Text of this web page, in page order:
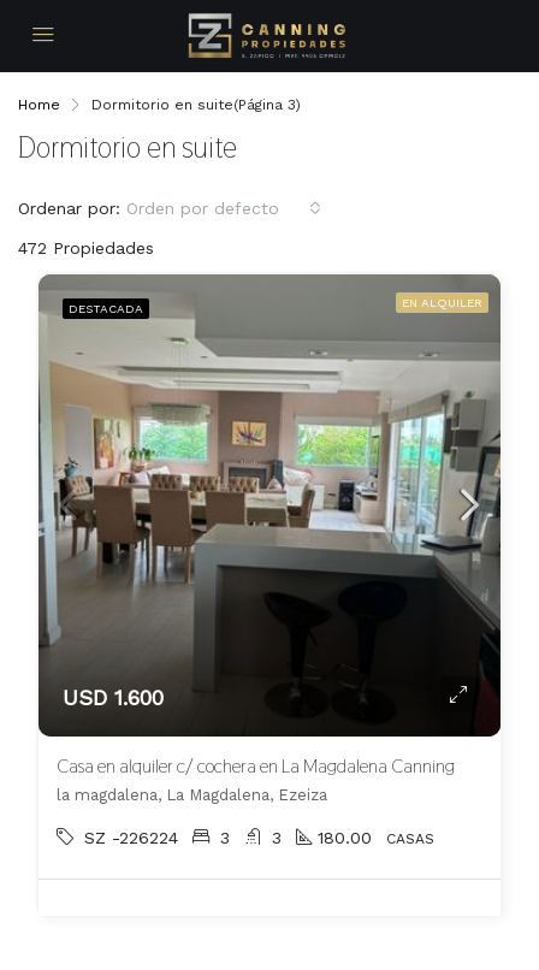
Home Dormitorio en suite(Página 3)
Dormitorio en suite
472 Propiedades
Ordenar por: Orden por defecto
DESTACADA EN ALQUILER
USD 1.600
Casa en alquiler c/ cochera en La Magdalena Canning
la magdalena, La Magdalena, Ezeiza
SZ -226224 3 3 180.00 CASAS